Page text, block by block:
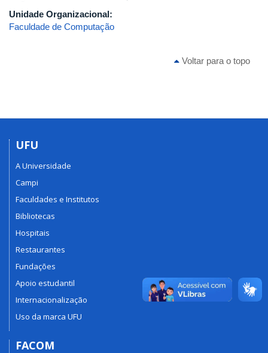
Unidade Organizacional:
Faculdade de Computação
Voltar para o topo
UFU
A Universidade
Campi
Faculdades e Institutos
Bibliotecas
Hospitais
Restaurantes
Fundações
Apoio estudantil
Internacionalização
Uso da marca UFU
FACOM